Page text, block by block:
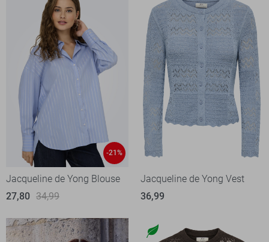
-21%
Jacqueline de Yong Blouse
27,80 34,99
Jacqueline de Yong Vest
36,99